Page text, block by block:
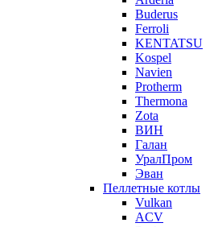
Buderus
Ferroli
KENTATSU
Kospel
Navien
Protherm
Thermona
Zota
ВИН
Галан
УралПром
Эван
Пеллетные котлы
Vulkan
ACV